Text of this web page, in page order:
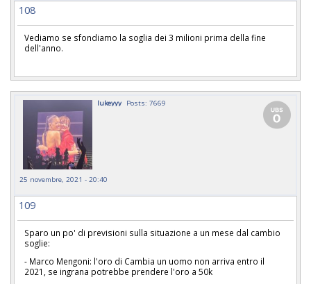
108
Vediamo se sfondiamo la soglia dei 3 milioni prima della fine
dell'anno.
lukeyyy Posts: 7669
25 novembre, 2021 - 20:40
109
Sparo un po' di previsioni sulla situazione a un mese dal cambio
soglie:
- Marco Mengoni: l'oro di Cambia un uomo non arriva entro il
2021, se ingrana potrebbe prendere l'oro a 50k